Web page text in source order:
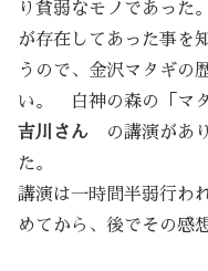
り貧弱なモノであった
が存在してあった事を
うので、金沢マタギの
い。 白神の森の「マ
吉川さん の講演があ
た。
講演は一時間半弱行わ
めてから、後でその感